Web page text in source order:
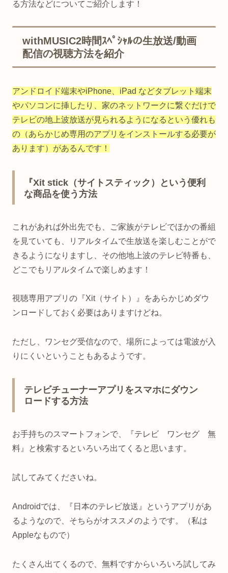
る方法などについてご紹介します！
withMUSIC2時間ｽﾍﾟｼｬﾙの生放送/動画
配信の視聴方法を紹介
アンドロイド端末やiPhone、iPad などタブレット端末
やパソコンに挿したり、家のネットワークに繋ぐだけで
テレビの地上波放送が見られるようになるという優れも
の（あらかじめ専用のアプリをインストールする必要が
あります）があるんです！
『Xit stick（サイトスティック）という便利
な商品を使う方法
これがあれば外出先でも、ご家族がテレビでほかの番組
を見ていても、リアルタイムで生放送を楽しむことがで
きるようになりますし、その他地上波のテレビ特番も、
どこでもリアルタイムで楽しめます！
視聴専用アプリの『Xit（サイト）』をあらかじめダウ
ンロードしておく必要はありますけどね。
ただし、ワンセグ受信なので、場所によっては電波が入
りにくいということもあるようです。
テレビチューナーアプリをスマホにダウン
ロードする方法
お手持ちのスマートフォンで、『テレビ ワンセグ 無
料』と検索するといろいろ出てくると思います。
試してみてくださいね。
Androidでは、『日本のテレビ放送』というアプリがあ
るようなので、そちらがオススメのようです。（私は
Appleなもので）
たくさん出てくるので、無料ですからいろいろ試してみ